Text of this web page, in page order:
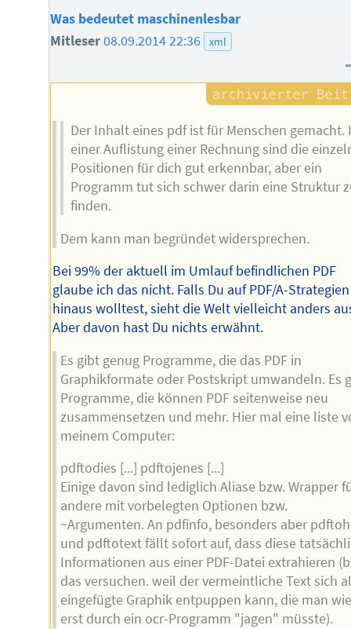
Was bedeutet maschinenlesbar
Mitleser08.09.2014 22:36 xml
Der Inhalt eines pdf ist für Menschen gemacht.
einer Auflistung einer Rechnung sind die
Positionen für dich gut erkennbar, aber ein
Programm tut sich schwer darin eine Struktur
finden.
Dem kann man begründet widersprechen.
Bei 99% der aktuell im Umlauf befindlichen PDF
glaube ich das nicht. Falls Du auf PDF/A-Strategien
hinaus wolltest, sieht die Welt vielleicht anders
Aber davon hast Du nichts erwähnt.
Es gibt genug Programme, die das PDF in
Graphikformate oder Postskript umwandeln. Es
Programme, die können PDF seitenweise neu
zusammensetzen und mehr. Hier mal eine liste
meinem Computer:
pdftodies [...] pdftojenes [...]
Einige davon sind lediglich Aliase bzw. Wrapper
andere mit vorbelegten Optionen bzw.
~Argumenten. An pdfinfo, besonders aber
und pdftotext fällt sofort auf, dass diese
Informationen aus einer PDF-Datei extrahieren
das versuchen. weil der vermeintliche Text sich
eingefügte Graphik entpuppen kann, die man
erst durch ein ocr-Programm "jagen" müsste).